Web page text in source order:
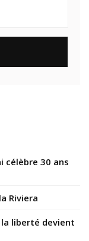
célèbre 30 ans
Riviera
la liberté devient